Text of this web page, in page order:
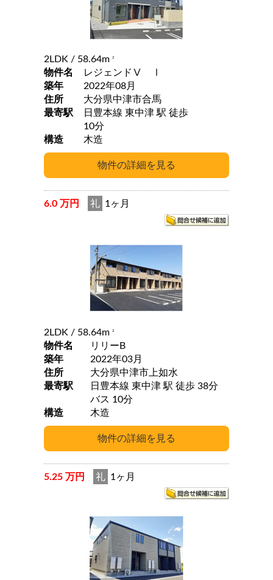
2LDK / 58.64m 2
物件名
レジェンドⅤ Ⅰ
築年
2022年08月
住所
大分県中津市合馬
最寄駅
日豊本線 東中津 駅 徒歩
10分
構造
木造
6.0 万円 礼 1ヶ月
2LDK / 58.64m 2
物件名
リリーB
築年
2022年03月
住所
大分県中津市上如水
最寄駅
日豊本線 東中津 駅 徒歩 38分
バス 10分
構造
木造
5.25 万円 礼 1ヶ月